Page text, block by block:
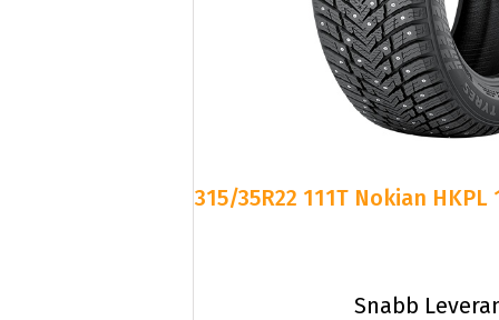
315/35R22 111T Nokian HKPL
Snabb